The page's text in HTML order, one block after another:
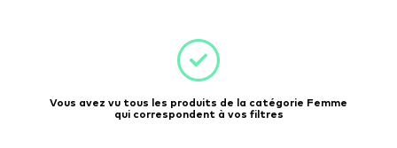
Vous avez vu tous les produits de la catégorie Femme
qui correspondent à vos filtres